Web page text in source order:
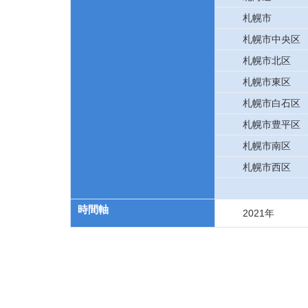
札幌市
札幌市中央区
札幌市北区
札幌市東区
札幌市白石区
札幌市豊平区
札幌市南区
札幌市西区
時間軸 2021年